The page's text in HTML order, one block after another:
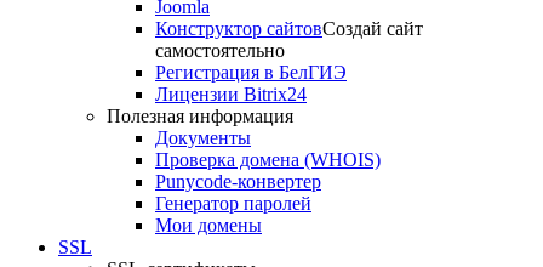
Joomla
Конструктор сайтовСоздай сайт
самостоятельно
Регистрация в БелГИЭ
Лицензии Bitrix24
Полезная информация
Документы
Проверка домена (WHOIS)
Punycode-конвертер
Генератор паролей
Мои домены
SSL